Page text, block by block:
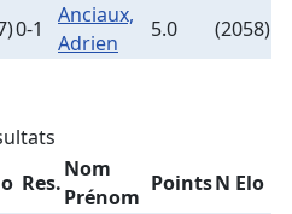
0-1
Anciaux,
Adrien
5.0
(2058)
Res.
Nom
Prénom
PointsN Elo